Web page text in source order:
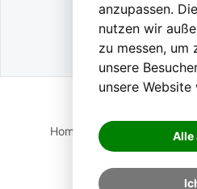
anzupassen.
nutzen wir
zu messen, um
unsere
unsere
Alle
Home Suche Login